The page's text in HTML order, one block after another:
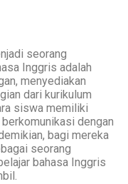
seorang
Inggris adalah
menyediakan
dari kurikulum
siswa memiliki
dengan
bagi mereka
seorang
bahasa Inggris